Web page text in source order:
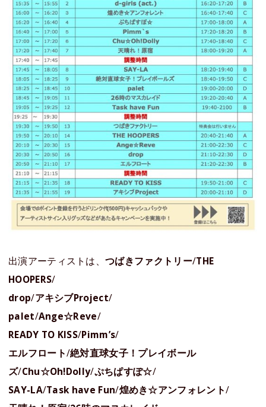
出演アーティストは、つばきファクトリー/THE
HOOPERS/
drop/アキシブProject/
palet/Ange☆Reve/
READY TO KISS/Pimm’s/
エルフロート/絶対直球女子！プレイボール
ズ/Chu☆Oh!Dolly/ぷちぱすぽ☆/
SAY-LA/Task have Fun/煌めき☆アンフォレント/